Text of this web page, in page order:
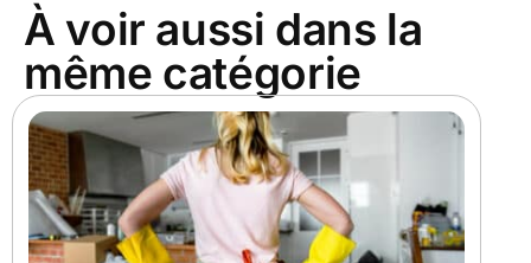
À voir aussi dans la
même catégorie